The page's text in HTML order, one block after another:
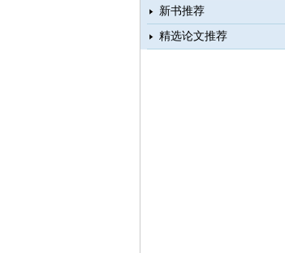
新书推荐
精选论文推荐